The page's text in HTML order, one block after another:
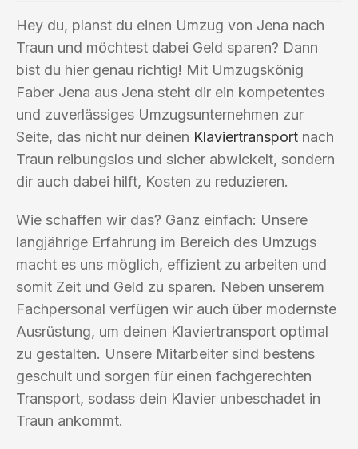
Hey du, planst du einen Umzug von Jena nach
Traun und möchtest dabei Geld sparen? Dann
bist du hier genau richtig! Mit Umzugskönig
Faber Jena aus Jena steht dir ein kompetentes
und zuverlässiges Umzugsunternehmen zur
Seite, das nicht nur deinen Klaviertransport nach
Traun reibungslos und sicher abwickelt, sondern
dir auch dabei hilft, Kosten zu reduzieren.
Wie schaffen wir das? Ganz einfach: Unsere
langjährige Erfahrung im Bereich des Umzugs
macht es uns möglich, effizient zu arbeiten und
somit Zeit und Geld zu sparen. Neben unserem
Fachpersonal verfügen wir auch über modernste
Ausrüstung, um deinen Klaviertransport optimal
zu gestalten. Unsere Mitarbeiter sind bestens
geschult und sorgen für einen fachgerechten
Transport, sodass dein Klavier unbeschadet in
Traun ankommt.